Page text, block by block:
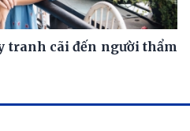
tranh cãi đến người thẩm